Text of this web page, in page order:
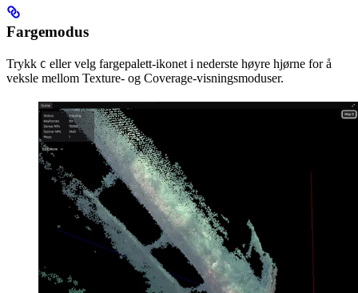
Fargemodus
Trykk C eller velg fargepalett-ikonet i nederste høyre hjørne for å
veksle mellom Texture- og Coverage-visningsmoduser.